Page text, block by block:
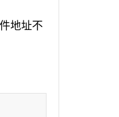
地址不